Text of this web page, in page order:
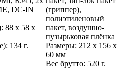
DC-IN
88 х 58 х
134 г.
(гриппер),
полиэтиленовый
пакет, воздушно-
пузырьковая плёнка
Размеры: 212 x 156 x
60 мм
Вес брутто: 520 г.